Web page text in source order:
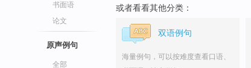
书面语
论文
原声例句
全部
或者看看其他分类：
双语例句
海量例句，可以按难度查看口语、